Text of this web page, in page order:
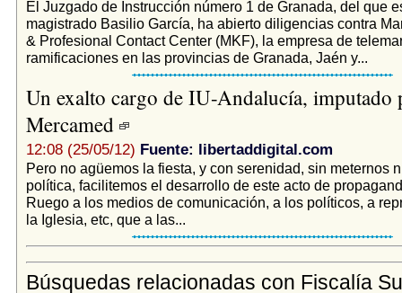
El Juzgado de Instrucción número 1 de Granada, del que
magistrado Basilio García, ha abierto diligencias contra
& Profesional Contact Center (MKF), la empresa de
ramificaciones en las provincias de Granada, Jaén y...
Un exalto cargo de IU-Andalucía, imputado
Mercamed
12:08 (25/05/12) Fuente: libertaddigital.com
Pero no agüemos la fiesta, y con serenidad, sin meternos
política, facilitemos el desarrollo de este acto de
Ruego a los medios de comunicación, a los políticos, a
la Iglesia, etc, que a las...
Búsquedas relacionadas con Fiscalía